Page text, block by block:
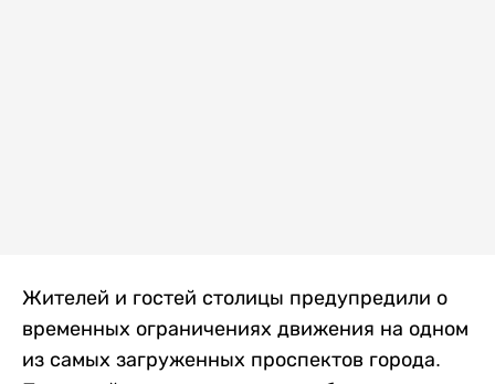
Жителей и гостей столицы предупредили о
временных ограничениях движения на одном
из самых загруженных проспектов города.